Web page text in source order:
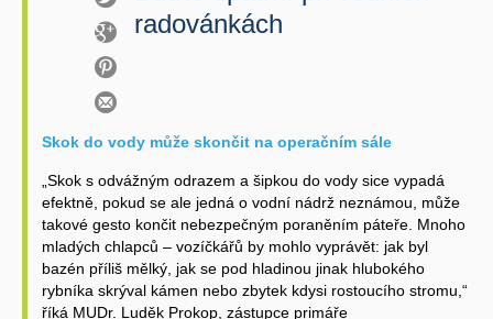
radovánkách
Skok do vody může skončit na operačním sále
„Skok s odvážným odrazem a šipkou do vody sice vypadá
efektně, pokud se ale jedná o vodní nádrž neznámou, může
takové gesto končit nebezpečným poraněním páteře. Mnoho
mladých chlapců – vozíčkářů by mohlo vyprávět: jak byl
bazén příliš mělký, jak se pod hladinou jinak hlubokého
rybníka skrýval kámen nebo zbytek kdysi rostoucího stromu,“
říká MUDr. Luděk Prokop, zástupce primáře